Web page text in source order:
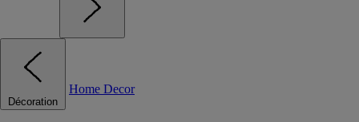
Décoration
Home Decor